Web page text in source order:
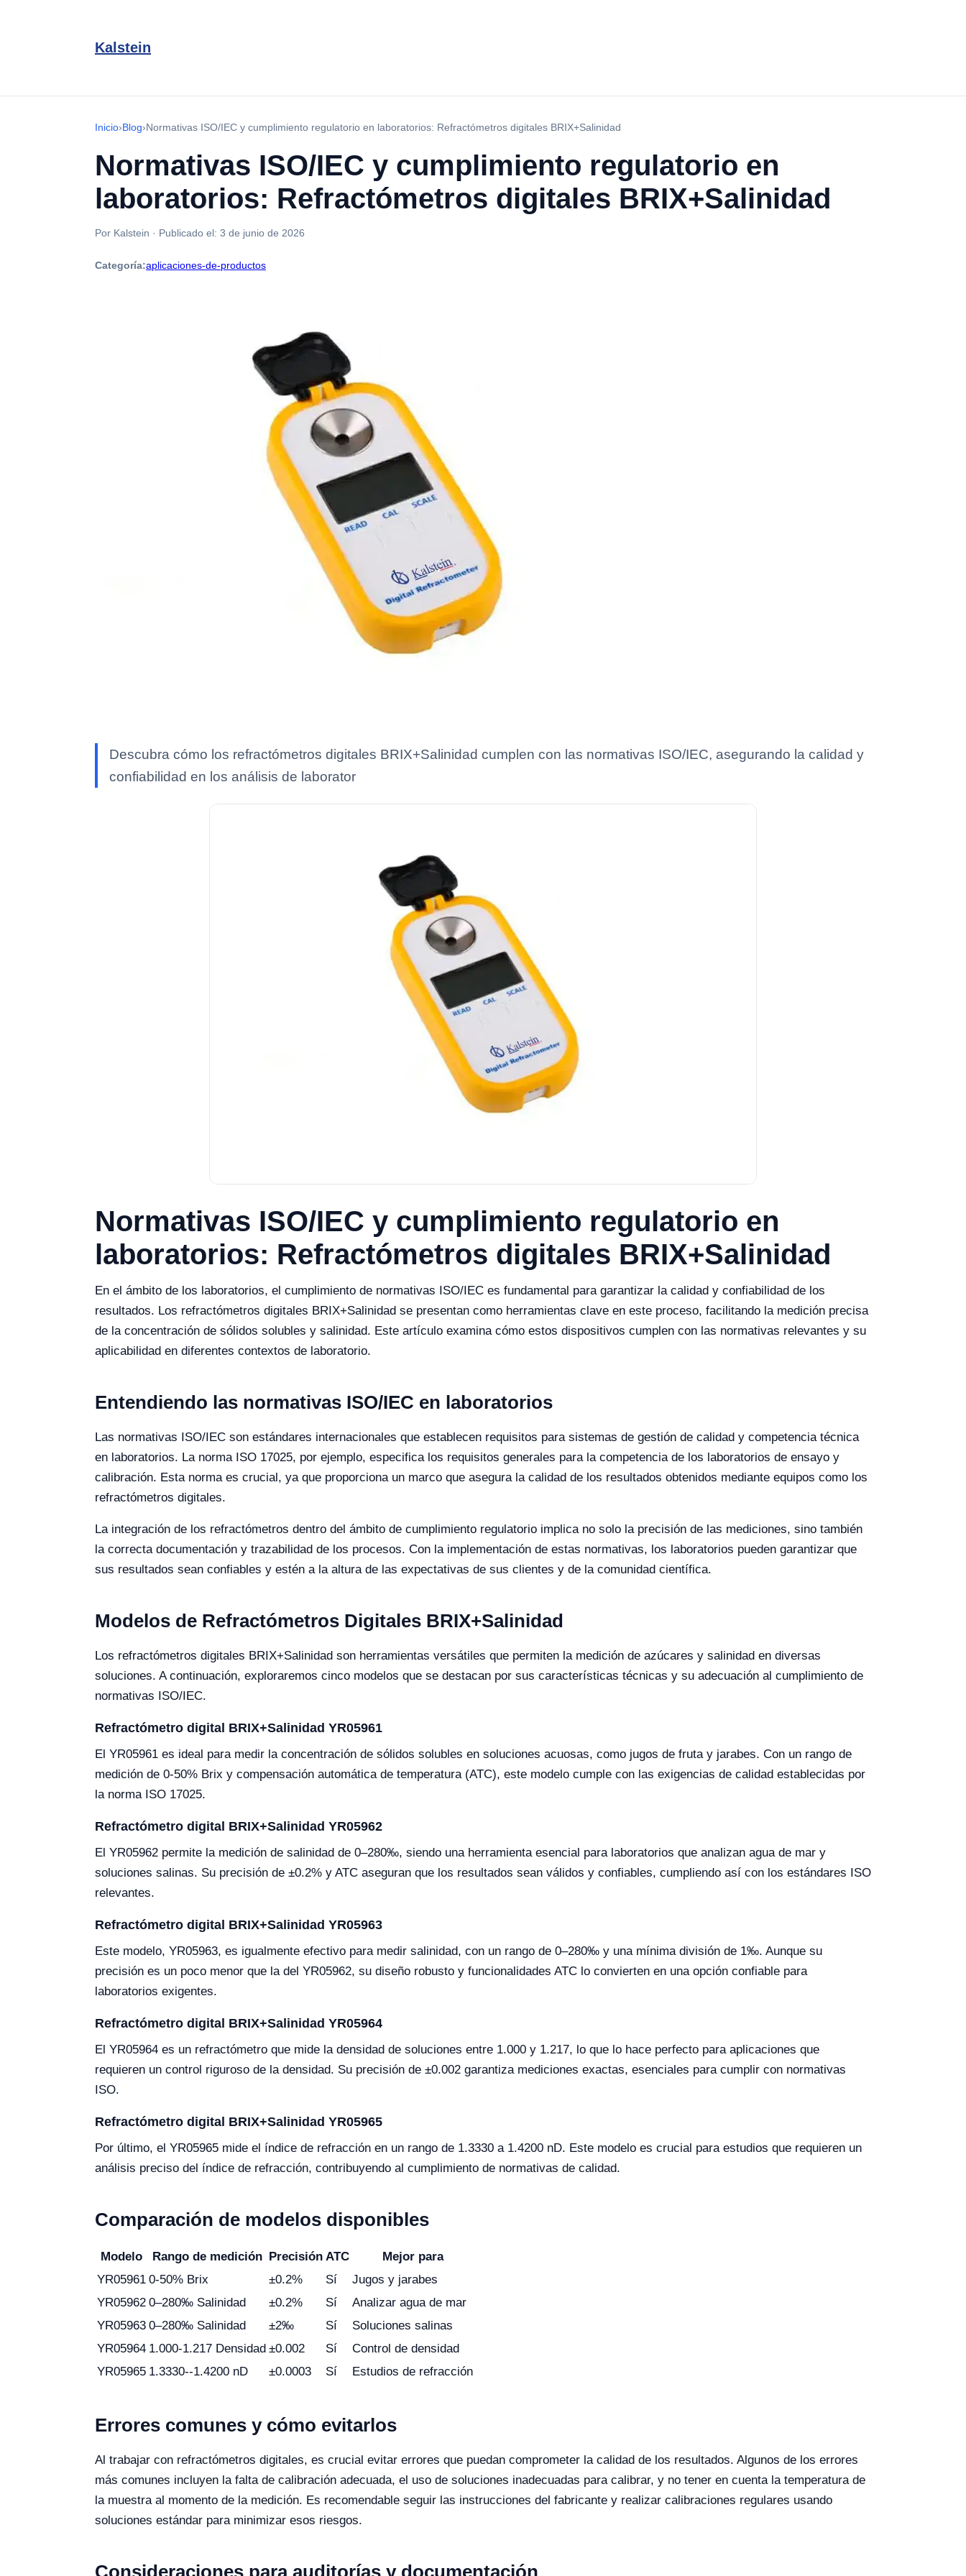
Kalstein
Inicio›Blog›Normativas ISO/IEC y cumplimiento regulatorio en laboratorios: Refractómetros digitales BRIX+Salinidad
Normativas ISO/IEC y cumplimiento regulatorio en
laboratorios: Refractómetros digitales BRIX+Salinidad
Por Kalstein · Publicado el: 3 de junio de 2026
Categoría:aplicaciones-de-productos
Descubra cómo los refractómetros digitales BRIX+Salinidad cumplen con las normativas ISO/IEC, asegurando la calidad y
confiabilidad en los análisis de laborator
Normativas ISO/IEC y cumplimiento regulatorio en
laboratorios: Refractómetros digitales BRIX+Salinidad
En el ámbito de los laboratorios, el cumplimiento de normativas ISO/IEC es fundamental para garantizar la calidad y confiabilidad de los
resultados. Los refractómetros digitales BRIX+Salinidad se presentan como herramientas clave en este proceso, facilitando la medición precisa
de la concentración de sólidos solubles y salinidad. Este artículo examina cómo estos dispositivos cumplen con las normativas relevantes y su
aplicabilidad en diferentes contextos de laboratorio.
Entendiendo las normativas ISO/IEC en laboratorios
Las normativas ISO/IEC son estándares internacionales que establecen requisitos para sistemas de gestión de calidad y competencia técnica
en laboratorios. La norma ISO 17025, por ejemplo, especifica los requisitos generales para la competencia de los laboratorios de ensayo y
calibración. Esta norma es crucial, ya que proporciona un marco que asegura la calidad de los resultados obtenidos mediante equipos como los
refractómetros digitales.
La integración de los refractómetros dentro del ámbito de cumplimiento regulatorio implica no solo la precisión de las mediciones, sino también
la correcta documentación y trazabilidad de los procesos. Con la implementación de estas normativas, los laboratorios pueden garantizar que
sus resultados sean confiables y estén a la altura de las expectativas de sus clientes y de la comunidad científica.
Modelos de Refractómetros Digitales BRIX+Salinidad
Los refractómetros digitales BRIX+Salinidad son herramientas versátiles que permiten la medición de azúcares y salinidad en diversas
soluciones. A continuación, exploraremos cinco modelos que se destacan por sus características técnicas y su adecuación al cumplimiento de
normativas ISO/IEC.
Refractómetro digital BRIX+Salinidad YR05961
El YR05961 es ideal para medir la concentración de sólidos solubles en soluciones acuosas, como jugos de fruta y jarabes. Con un rango de
medición de 0-50% Brix y compensación automática de temperatura (ATC), este modelo cumple con las exigencias de calidad establecidas por
la norma ISO 17025.
Refractómetro digital BRIX+Salinidad YR05962
El YR05962 permite la medición de salinidad de 0–280‰, siendo una herramienta esencial para laboratorios que analizan agua de mar y
soluciones salinas. Su precisión de ±0.2% y ATC aseguran que los resultados sean válidos y confiables, cumpliendo así con los estándares ISO
relevantes.
Refractómetro digital BRIX+Salinidad YR05963
Este modelo, YR05963, es igualmente efectivo para medir salinidad, con un rango de 0–280‰ y una mínima división de 1‰. Aunque su
precisión es un poco menor que la del YR05962, su diseño robusto y funcionalidades ATC lo convierten en una opción confiable para
laboratorios exigentes.
Refractómetro digital BRIX+Salinidad YR05964
El YR05964 es un refractómetro que mide la densidad de soluciones entre 1.000 y 1.217, lo que lo hace perfecto para aplicaciones que
requieren un control riguroso de la densidad. Su precisión de ±0.002 garantiza mediciones exactas, esenciales para cumplir con normativas
ISO.
Refractómetro digital BRIX+Salinidad YR05965
Por último, el YR05965 mide el índice de refracción en un rango de 1.3330 a 1.4200 nD. Este modelo es crucial para estudios que requieren un
análisis preciso del índice de refracción, contribuyendo al cumplimiento de normativas de calidad.
Comparación de modelos disponibles
Modelo Rango de medición Precisión ATC
Mejor para
YR05961 0-50% Brix ±0.2% Sí
Jugos y jarabes
YR05962 0–280‰ Salinidad ±0.2% Sí
Analizar agua de mar
YR05963 0–280‰ Salinidad ±2‰ Sí
Soluciones salinas
YR05964 1.000-1.217 Densidad ±0.002 Sí
Control de densidad
YR05965 1.3330--1.4200 nD ±0.0003 Sí Estudios de refracción
Errores comunes y cómo evitarlos
Al trabajar con refractómetros digitales, es crucial evitar errores que puedan comprometer la calidad de los resultados. Algunos de los errores
más comunes incluyen la falta de calibración adecuada, el uso de soluciones inadecuadas para calibrar, y no tener en cuenta la temperatura de
la muestra al momento de la medición. Es recomendable seguir las instrucciones del fabricante y realizar calibraciones regulares usando
soluciones estándar para minimizar esos riesgos.
Consideraciones para auditorías y documentación